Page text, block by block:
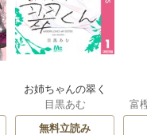
お姉ちゃんの翠く
ん
目黒あむ
無料立読み
富